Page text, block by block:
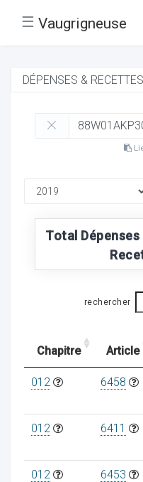
☰ Vaugrigneuse
Total
rechercher
Chapitre Article
012 6458
012 6411
012 6453